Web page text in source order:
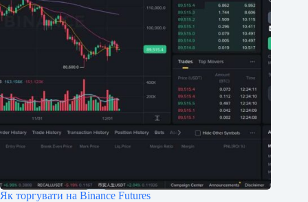
Як торгувати на Binance Futures